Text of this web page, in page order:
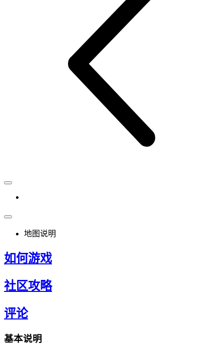
地图说明
如何游戏
社区攻略
评论
基本说明